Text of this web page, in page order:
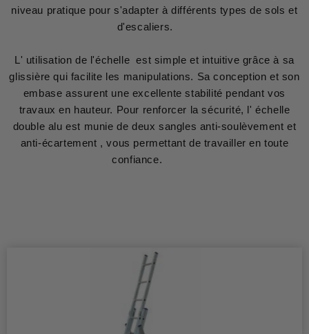
niveau pratique pour s'adapter à différents types de sols et
d'escaliers.
L' utilisation de l'échelle est simple et intuitive grâce à sa
glissière qui facilite les manipulations. Sa conception et son
embase assurent une excellente stabilité pendant vos
travaux en hauteur. Pour renforcer la sécurité, l' échelle
double alu est munie de deux sangles anti-soulèvement et
anti-écartement , vous permettant de travailler en toute
confiance.